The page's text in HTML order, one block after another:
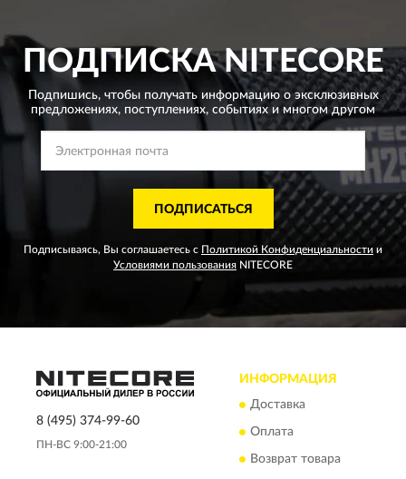
ПОДПИСКАNITECORE
Подпишись, чтобы получать информацию о эксклюзивных
предложениях, поступлениях, событиях и многом другом
ПОДПИСАТЬСЯ
Подписываясь, Вы соглашаетесь с Политикой Конфиденциальности и
Условиями пользования NITECORE
8 (495) 374-99-60
ПН-ВС 9:00-21:00
ИНФОРМАЦИЯ
Доставка
Оплата
Возврат товара